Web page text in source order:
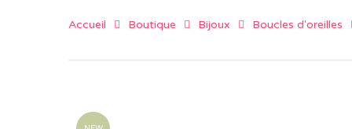
Accueil Boutique Bijoux Boucles d'oreilles